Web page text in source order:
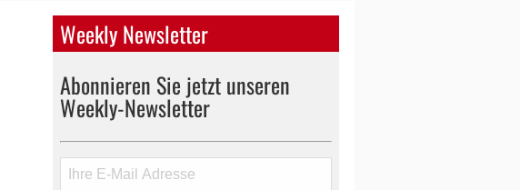
Weekly Newsletter
Abonnieren Sie jetzt unseren
Weekly-Newsletter